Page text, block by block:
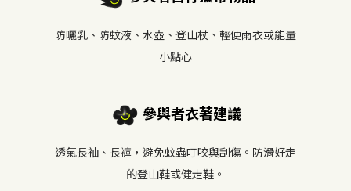
防曬乳、防蚊液、水壺、登山杖、輕便雨衣或能量
小點心
參與者衣著建議
透氣長袖、長褲，避免蚊蟲叮咬與刮傷。防滑好走
的登山鞋或健走鞋。